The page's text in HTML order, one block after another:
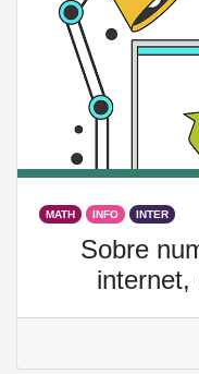
MATH INFO INTER
Sobre
internet,